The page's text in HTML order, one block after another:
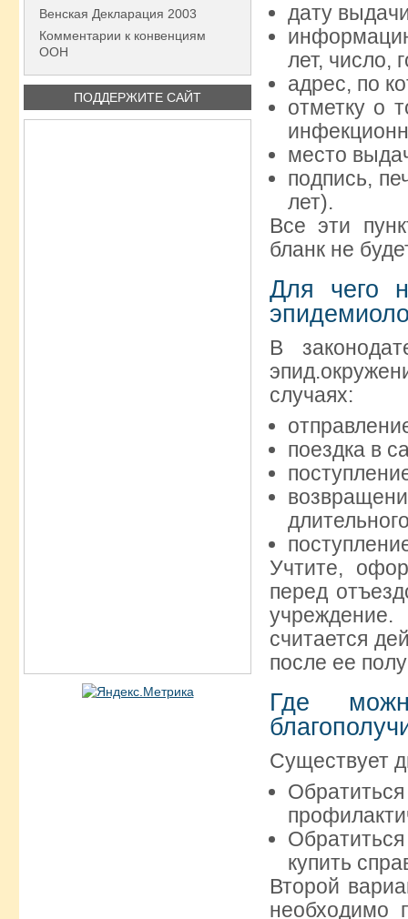
Венская Декларация 2003
Комментарии к конвенциям
ООН
ПОДДЕРЖИТЕ САЙТ
дату
лет, число,
адрес, по
отметку о
место
подпись,
лет).
Все эти
бланк не
Для чего
В
случаях:
поездка в
Учтите,
перед
считается
после ее
Где
Существует
купить
Второй
необходимо